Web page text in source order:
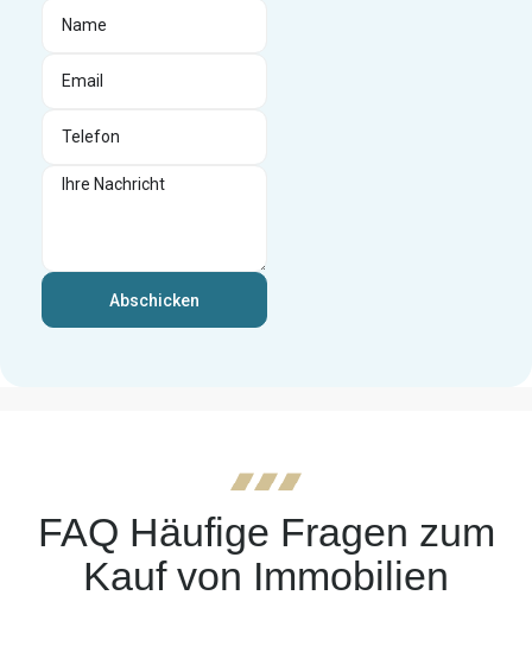
Abschicken
FAQ Häufige Fragen zum
Kauf von Immobilien